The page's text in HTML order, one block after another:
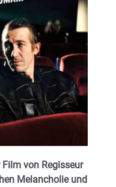
von Regisseur
Melancholie und